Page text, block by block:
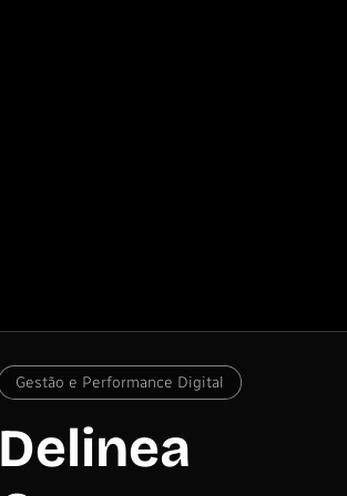
Gestão e Performance Digital
Delinea